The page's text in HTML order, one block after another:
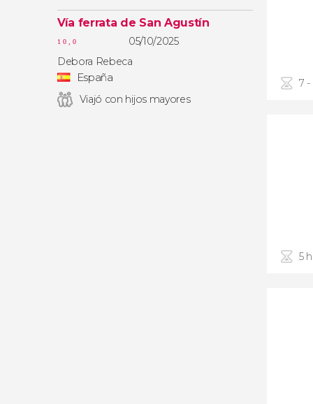
Vía ferrata de San Agustín
10,0
05/10/2025
Debora Rebeca
España
Viajó con hijos mayores
7 -
5